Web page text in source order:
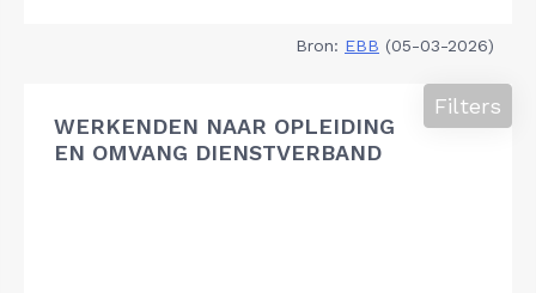
Bron: EBB (05-03-2026)
WERKENDEN NAAR OPLEIDING
EN OMVANG DIENSTVERBAND
Filters